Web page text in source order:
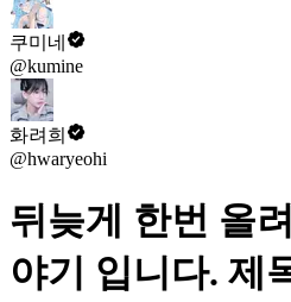
쿠미네
@kumine
화려희
@hwaryeohi
뒤늦게 한번 올
야기 입니다. 제